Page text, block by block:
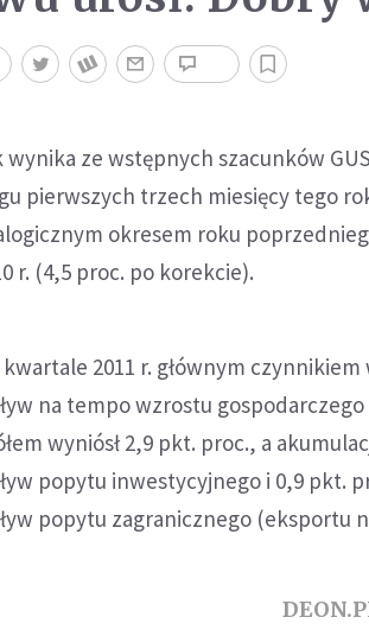
wynika ze wstępnych szacunków
pierwszych trzech miesięcy tego
okresem roku
r. (4,5 proc. po korekcie).
kwartale 2011 r. głównym
na tempo wzrostu gospodarczego
wyniósł 2,9 pkt. proc., a
popytu inwestycyjnego i 0,9 pkt.
popytu zagranicznego (eksportu